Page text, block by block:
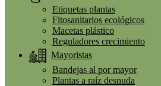
Etiquetas plantas
Fitosanitarios ecológicos
Macetas plástico
Reguladores crecimiento
Mayoristas
Bandejas al por mayor
Plantas a raíz desnuda